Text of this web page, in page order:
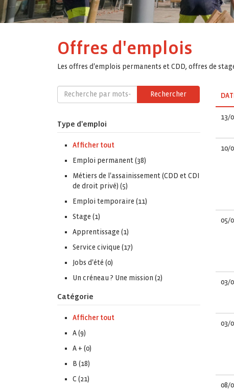
Offres d'emplois
Les offres d'emplois permanents et CDD, offres de
Rechercher
Type d'emploi
Afficher tout
Emploi permanent (38)
Métiers de l'assainissement (CDD et CDI
de droit privé) (5)
Emploi temporaire (11)
Stage (1)
Apprentissage (1)
Service civique (17)
Jobs d'été (0)
Un créneau ? Une mission (2)
Catégorie
Afficher tout
A (9)
A + (0)
B (18)
C (21)
13/
10/
05/
03/
03/
08/